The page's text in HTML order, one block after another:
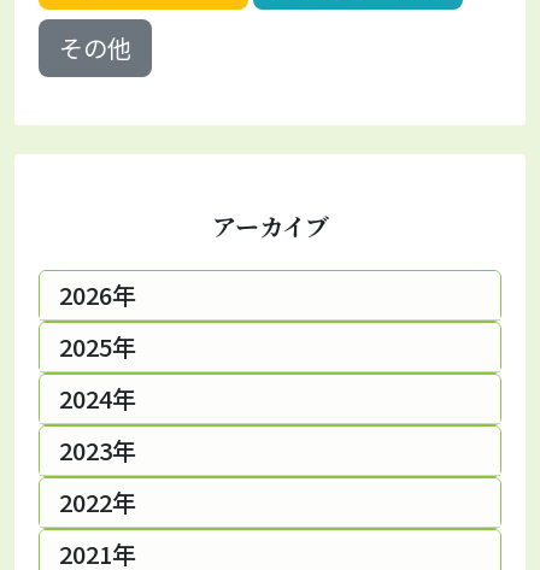
その他
アーカイブ
2026年
2025年
2024年
2023年
2022年
2021年